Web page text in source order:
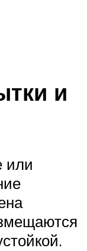
и
или